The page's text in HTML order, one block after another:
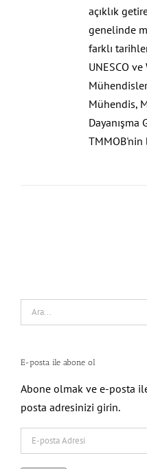
açıklık
genelinde
farklı
UNESCO
Mühendis,
Dayanışma
Search
for:
E-posta ile abone ol
Abone olmak ve e-posta
posta adresinizi girin.
posta